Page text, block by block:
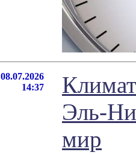
08.07.2026
14:37
Эль-
мир